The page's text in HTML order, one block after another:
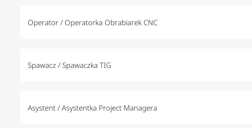
Operator / Operatorka Obrabiarek CNC
Spawacz / Spawaczka TIG
Asystent / Asystentka Project Managera